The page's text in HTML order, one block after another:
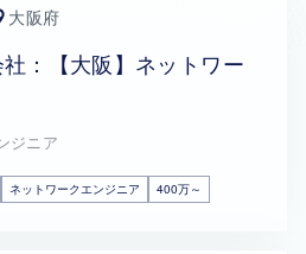
大阪府
：【大阪】ネットワー
ジニア
ネットワークエンジニア 400万～